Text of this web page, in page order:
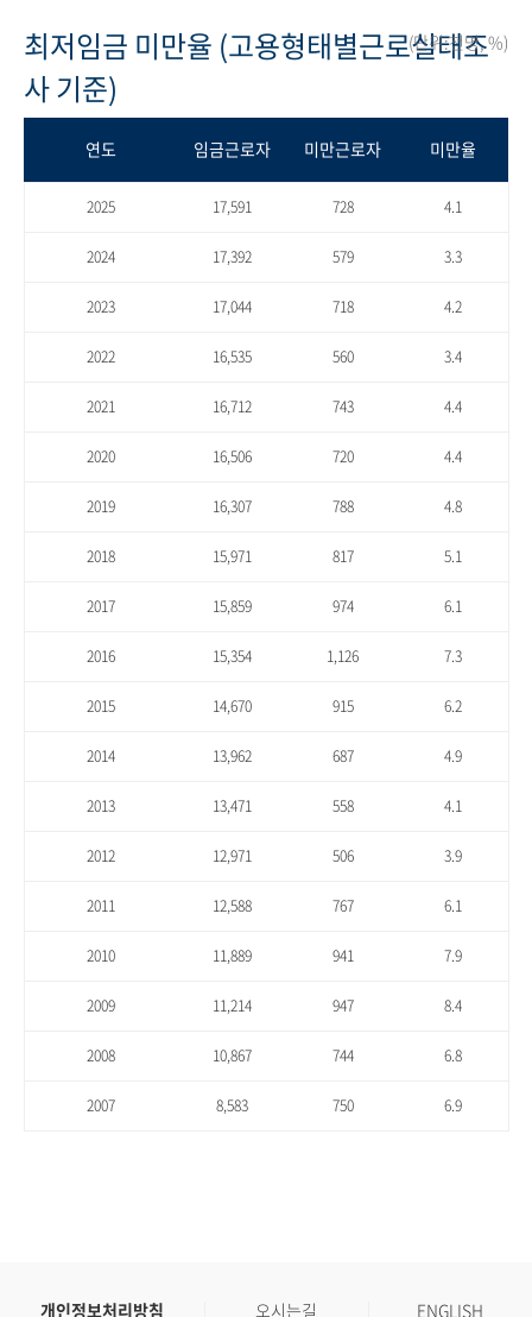
최저임금 미만율 (고용형태별근로실태조
사 기준)
(단위:천명, %)
연도 임금근로자 미만근로자 미만율
2025 17,591 728 4.1
2024 17,392 579 3.3
2023 17,044 718 4.2
2022 16,535 560 3.4
2021 16,712 743 4.4
2020 16,506 720 4.4
2019 16,307 788 4.8
2018 15,971 817 5.1
2017 15,859 974 6.1
2016 15,354 1,126 7.3
2015 14,670 915 6.2
2014 13,962 687 4.9
2013 13,471 558 4.1
2012 12,971 506 3.9
2011 12,588 767 6.1
2010 11,889 941 7.9
2009 11,214 947 8.4
2008 10,867 744 6.8
2007 8,583 750 6.9
개인정보처리방침 오시는길 ENGLISH